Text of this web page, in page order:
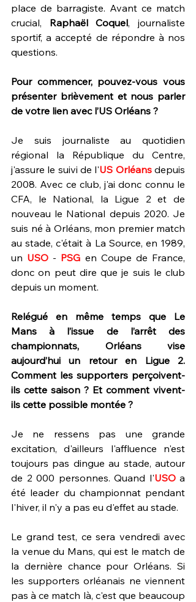
place de barragiste. Avant ce match
crucial, Raphaël Coquel, journaliste
sportif, a accepté de répondre à nos
questions.
Pour commencer, pouvez-vous vous
présenter brièvement et nous parler
de votre lien avec l’US Orléans ?
Je suis journaliste au quotidien
régional la République du Centre,
j'assure le suivi de l'US Orléans depuis
2008. Avec ce club, j'ai donc connu le
CFA, le National, la Ligue 2 et de
nouveau le National depuis 2020. Je
suis né à Orléans, mon premier match
au stade, c'était à La Source, en 1989,
un USO - PSG en Coupe de France,
donc on peut dire que je suis le club
depuis un moment.
Relégué en même temps que Le
Mans à l’issue de l’arrêt des
championnats, Orléans vise
aujourd’hui un retour en Ligue 2.
Comment les supporters perçoivent-
ils cette saison ? Et comment vivent-
ils cette possible montée ?
Je ne ressens pas une grande
excitation, d'ailleurs l'affluence n'est
toujours pas dingue au stade, autour
de 2 000 personnes. Quand l'USO a
été leader du championnat pendant
l'hiver, il n'y a pas eu d'effet au stade.
Le grand test, ce sera vendredi avec
la venue du Mans, qui est le match de
la dernière chance pour Orléans. Si
les supporters orléanais ne viennent
pas à ce match là, c'est que beaucoup